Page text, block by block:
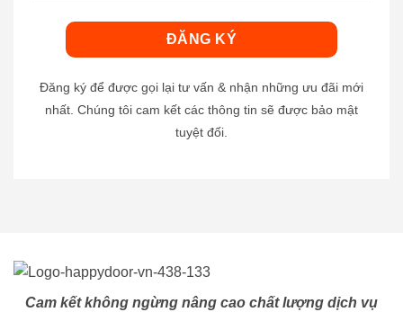
Đăng ký để được gọi lại tư vấn & nhận những ưu đãi mới
nhất. Chúng tôi cam kết các thông tin sẽ được bảo mật
tuyệt đối.
Cam kết không ngừng nâng cao chất lượng dịch vụ